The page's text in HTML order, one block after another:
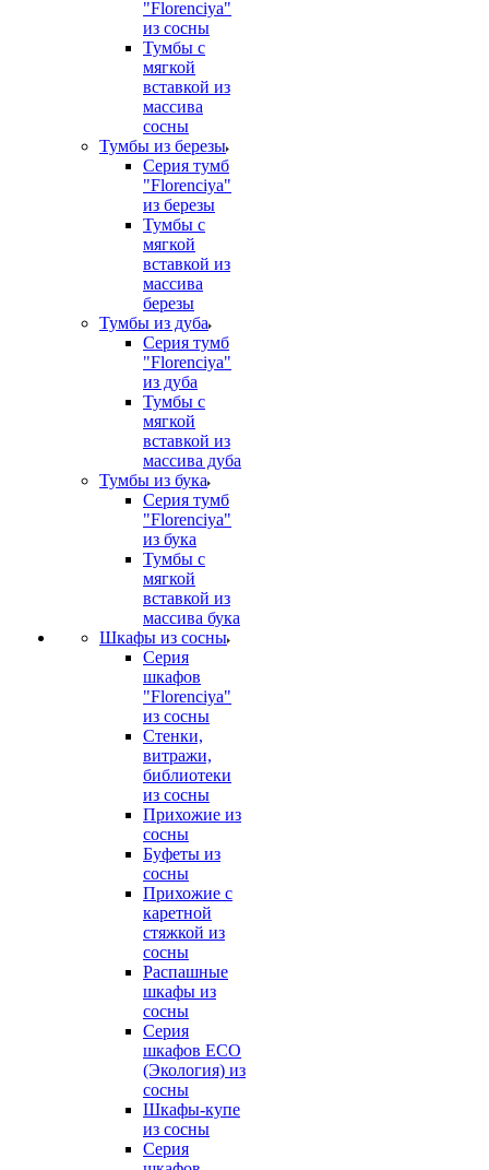
"Florenciya"
из сосны
Тумбы с
мягкой
вставкой из
массива
сосны
Тумбы из березы
Серия тумб
"Florenciya"
из березы
Тумбы с
мягкой
вставкой из
массива
березы
Тумбы из дуба
Серия тумб
"Florenciya"
из дуба
Тумбы с
мягкой
вставкой из
массива дуба
Тумбы из бука
Серия тумб
"Florenciya"
из бука
Тумбы с
мягкой
вставкой из
массива бука
Шкафы из сосны
Серия
шкафов
"Florenciya"
из сосны
Стенки,
витражи,
библиотеки
из сосны
Прихожие из
сосны
Буфеты из
сосны
Прихожие с
каретной
стяжкой из
сосны
Распашные
шкафы из
сосны
Серия
шкафов ECO
(Экология) из
сосны
Шкафы-купе
из сосны
Серия